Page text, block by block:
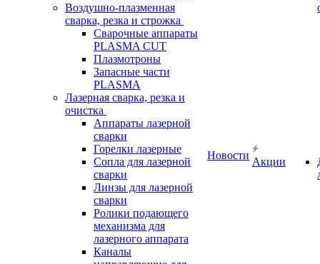
Воздушно-плазменная
сварка, резка и строжка
Сварочные аппараты
PLASMA CUT
Плазмотроны
Запасные части
PLASMA
Лазерная сварка, резка и
очистка
Аппараты лазерной
сварки
Горелки лазерные
Сопла для лазерной
сварки
Линзы для лазерной
сварки
Ролики подающего
механизма для
лазерного аппарата
Каналы
Новости
Акции